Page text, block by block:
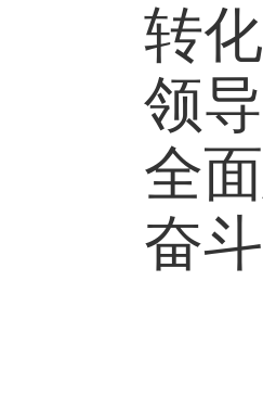
转
领
全
奋斗